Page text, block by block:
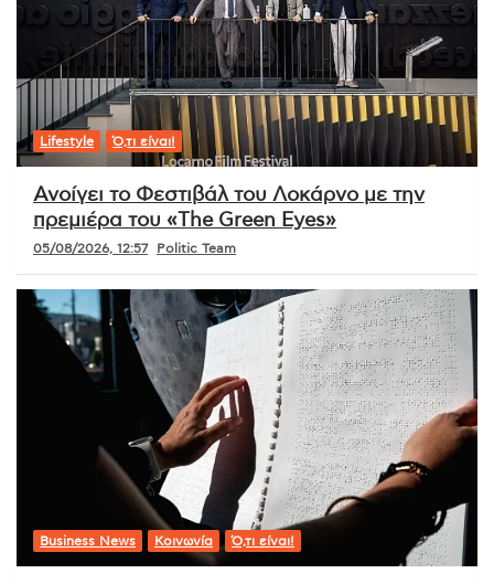
Lifestyle Ό,τι είναι!
Ανοίγει το Φεστιβάλ του Λοκάρνο με την
πρεμιέρα του «The Green Eyes»
05/08/2026, 12:57 Politic Team
Business News Κοινωνία Ό,τι είναι!